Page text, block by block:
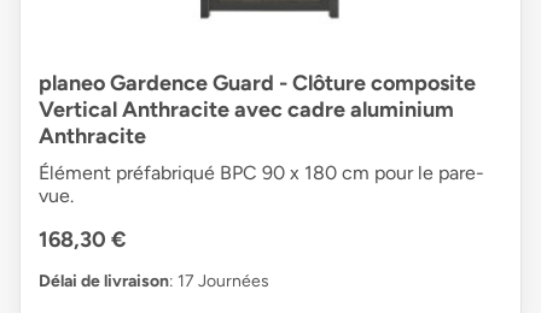
planeo Gardence Guard - Clôture composite
Vertical Anthracite avec cadre aluminium
Anthracite
Élément préfabriqué BPC 90 x 180 cm pour le pare-
vue.
168,30 €
Délai de livraison: 17 Journées